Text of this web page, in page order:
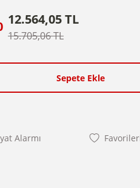
12.564,05 TL
15.705,06 TL
Sepete Ekle
Alarmı